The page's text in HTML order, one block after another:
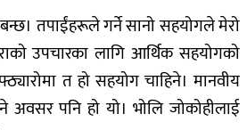
तपाईंहरूले गर्ने सानो सहयोगले मेरो
उपचारका लागि आर्थिक सहयोगको
त हो सहयोग चाहिने। मानवीय
पनि हो यो। भोलि जोकोहीलाई